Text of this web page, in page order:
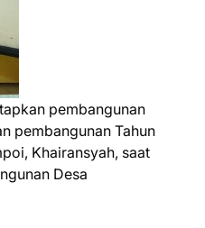
pembangunan
pembangunan Tahun
Khairansyah, saat
Desa